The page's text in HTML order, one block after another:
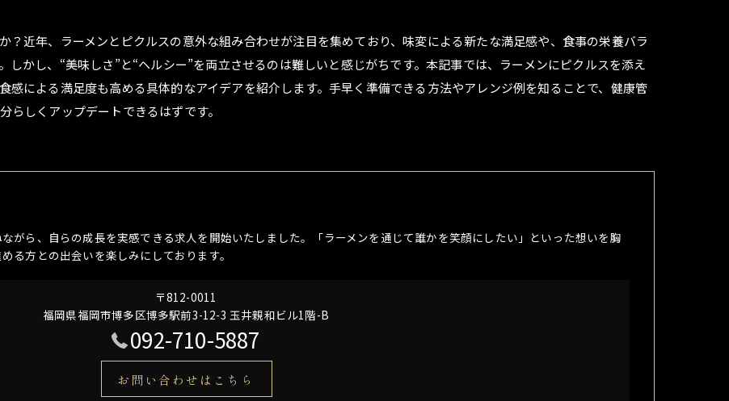
？近年、ラーメンとピクルスの意外な組み合わせが注目を集めており、味変による新たな満足感や、食事の栄養バラ
しかし、“美味しさ”と“ヘルシー”を両立させるのは難しいと感じがちです。本記事では、ラーメンにピクルスを添え
感による満足度も高める具体的なアイデアを紹介します。手早く準備できる方法やアレンジ例を知ることで、健康管
しくアップデートできるはずです。
がら、自らの成長を実感できる求人を開始いたしました。「ラーメンを通じて誰かを笑顔にしたい」といった想いを胸
る方との出会いを楽しみにしております。
〒812-0011
福岡県福岡市博多区博多駅前3-12-3 玉井親和ビル1階-B
092-710-5887
お問い合わせはこちら